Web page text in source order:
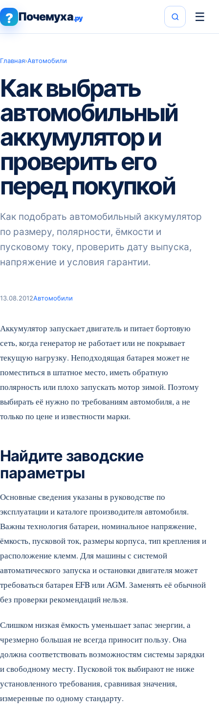
? Почемуха.ру ☰
Главная›Автомобили
Как выбрать
автомобильный
аккумулятор и
проверить его
перед покупкой
Как подобрать автомобильный аккумулятор
по размеру, полярности, ёмкости и
пусковому току, проверить дату выпуска,
напряжение и условия гарантии.
13.08.2012Автомобили
Аккумулятор запускает двигатель и питает бортовую
сеть, когда генератор не работает или не покрывает
текущую нагрузку. Неподходящая батарея может не
поместиться в штатное место, иметь обратную
полярность или плохо запускать мотор зимой. Поэтому
выбирать её нужно по требованиям автомобиля, а не
только по цене и известности марки.
Найдите заводские
параметры
Основные сведения указаны в руководстве по
эксплуатации и каталоге производителя автомобиля.
Важны технология батареи, номинальное напряжение,
ёмкость, пусковой ток, размеры корпуса, тип крепления и
расположение клемм. Для машины с системой
автоматического запуска и остановки двигателя может
требоваться батарея EFB или AGM. Заменять её обычной
без проверки рекомендаций нельзя.
Слишком низкая ёмкость уменьшает запас энергии, а
чрезмерно большая не всегда приносит пользу. Она
должна соответствовать возможностям системы зарядки
и свободному месту. Пусковой ток выбирают не ниже
установленного требования, сравнивая значения,
измеренные по одному стандарту.